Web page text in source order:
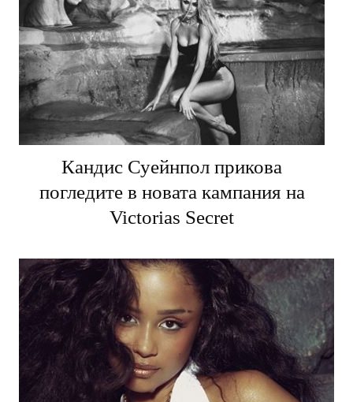
Кандис Суейнпол прикова
погледите в новата кампания на
Victorias Secret